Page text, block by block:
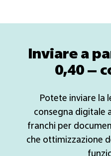
Inviare a
0,40 –
Potete inviare la
consegna digitale
franchi per
che ottimizzazione